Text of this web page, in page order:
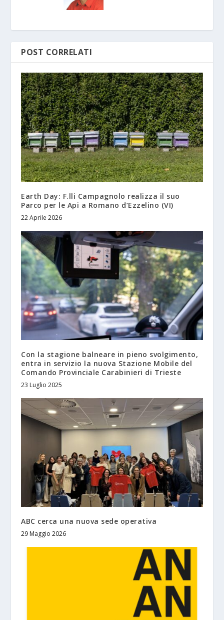
POST CORRELATI
Earth Day: F.lli Campagnolo realizza il suo
Parco per le Api a Romano d’Ezzelino (VI)
22 Aprile 2026
Con la stagione balneare in pieno svolgimento,
entra in servizio la nuova Stazione Mobile del
Comando Provinciale Carabinieri di Trieste
23 Luglio 2025
ABC cerca una nuova sede operativa
29 Maggio 2026